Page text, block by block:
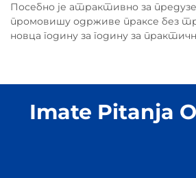
Посебно је атрактивно за
промовишу одрживе праксе без
новца годину за годину за
Imate Pitanja